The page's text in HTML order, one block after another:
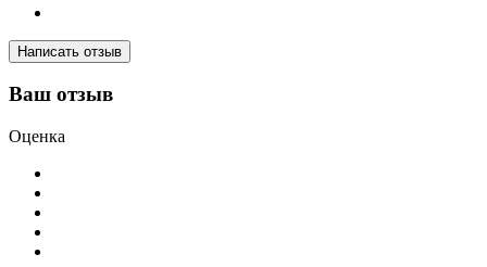
Написать отзыв
Ваш отзыв
Оценка